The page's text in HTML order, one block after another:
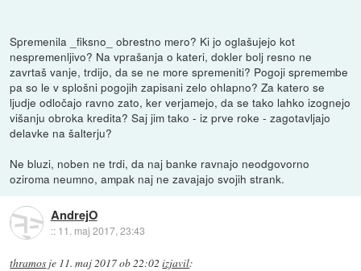
Spremenila _fiksno_ obrestno mero? Ki jo oglašujejo kot
nespremenljivo? Na vprašanja o kateri, dokler bolj resno ne
zavrtaš vanje, trdijo, da se ne more spremeniti? Pogoji spremembe
pa so le v splošni pogojih zapisani zelo ohlapno? Za katero se
ljudje odločajo ravno zato, ker verjamejo, da se tako lahko izognejo
višanju obroka kredita? Saj jim tako - iz prve roke - zagotavljajo
delavke na šalterju?
Ne bluzi, noben ne trdi, da naj banke ravnajo neodgovorno
oziroma neumno, ampak naj ne zavajajo svojih strank.
AndrejO
:: 11. maj 2017, 23:43
thramos je 11. maj 2017 ob 22:02 izjavil: